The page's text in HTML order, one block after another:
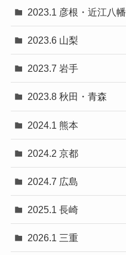
2023.1 彦根・近江八幡
2023.6 山梨
2023.7 岩手
2023.8 秋田・青森
2024.1 熊本
2024.2 京都
2024.7 広島
2025.1 長崎
2026.1 三重